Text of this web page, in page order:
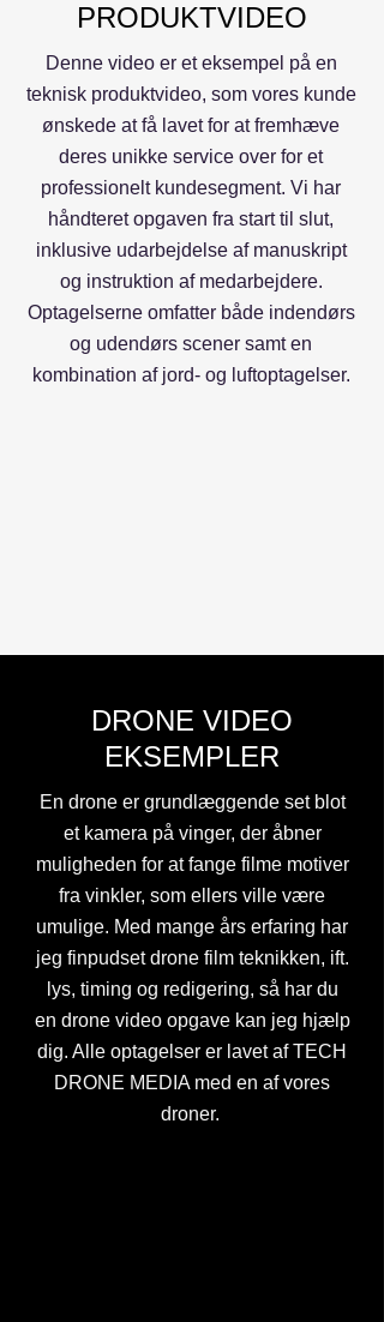
PRODUKTVIDEO
Denne video er et eksempel på en
teknisk produktvideo, som vores kunde
ønskede at få lavet for at fremhæve
deres unikke service over for et
professionelt kundesegment. Vi har
håndteret opgaven fra start til slut,
inklusive udarbejdelse af manuskript
og instruktion af medarbejdere.
Optagelserne omfatter både indendørs
og udendørs scener samt en
kombination af jord- og luftoptagelser.
DRONE VIDEO
EKSEMPLER
En drone er grundlæggende set blot
et kamera på vinger, der åbner
muligheden for at fange filme motiver
fra vinkler, som ellers ville være
umulige. Med mange års erfaring har
jeg finpudset drone film teknikken, ift.
lys, timing og redigering, så har du
en drone video opgave kan jeg hjælp
dig. Alle optagelser er lavet af TECH
DRONE MEDIA med en af vores
droner.